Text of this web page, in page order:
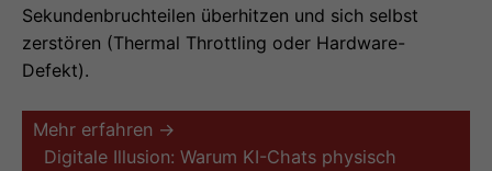
Sekundenbruchteilen überhitzen und sich selbst
zerstören (Thermal Throttling oder Hardware-
Defekt).
Mehr erfahren →
Digitale Illusion: Warum KI-Chats physisch